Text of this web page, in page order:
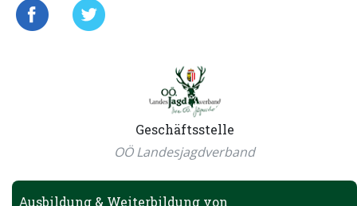
Geschäftsstelle
OÖ Landesjagdverband
Ausbildung & Weiterbildung von